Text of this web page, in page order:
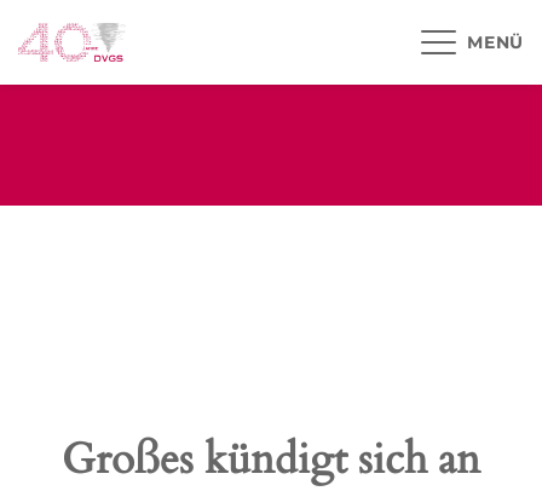
Großes kündigt sich an
MENÜ